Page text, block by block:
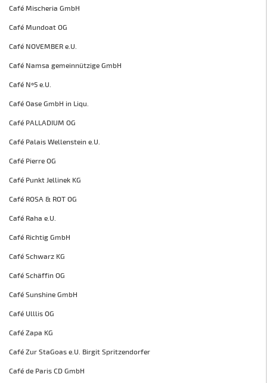
Café Mischeria GmbH
Café Mundoat OG
Café NOVEMBER e.U.
Café Namsa gemeinnützige GmbH
Café Nº5 e.U.
Café Oase GmbH in Liqu.
Café PALLADIUM OG
Café Palais Wellenstein e.U.
Café Pierre OG
Café Punkt Jellinek KG
Café ROSA & ROT OG
Café Raha e.U.
Café Richtig GmbH
Café Schwarz KG
Café Schäffin OG
Café Sunshine GmbH
Café Ulllis OG
Café Zapa KG
Café Zur StaGoas e.U. Birgit Spritzendorfer
Café de Paris CD GmbH